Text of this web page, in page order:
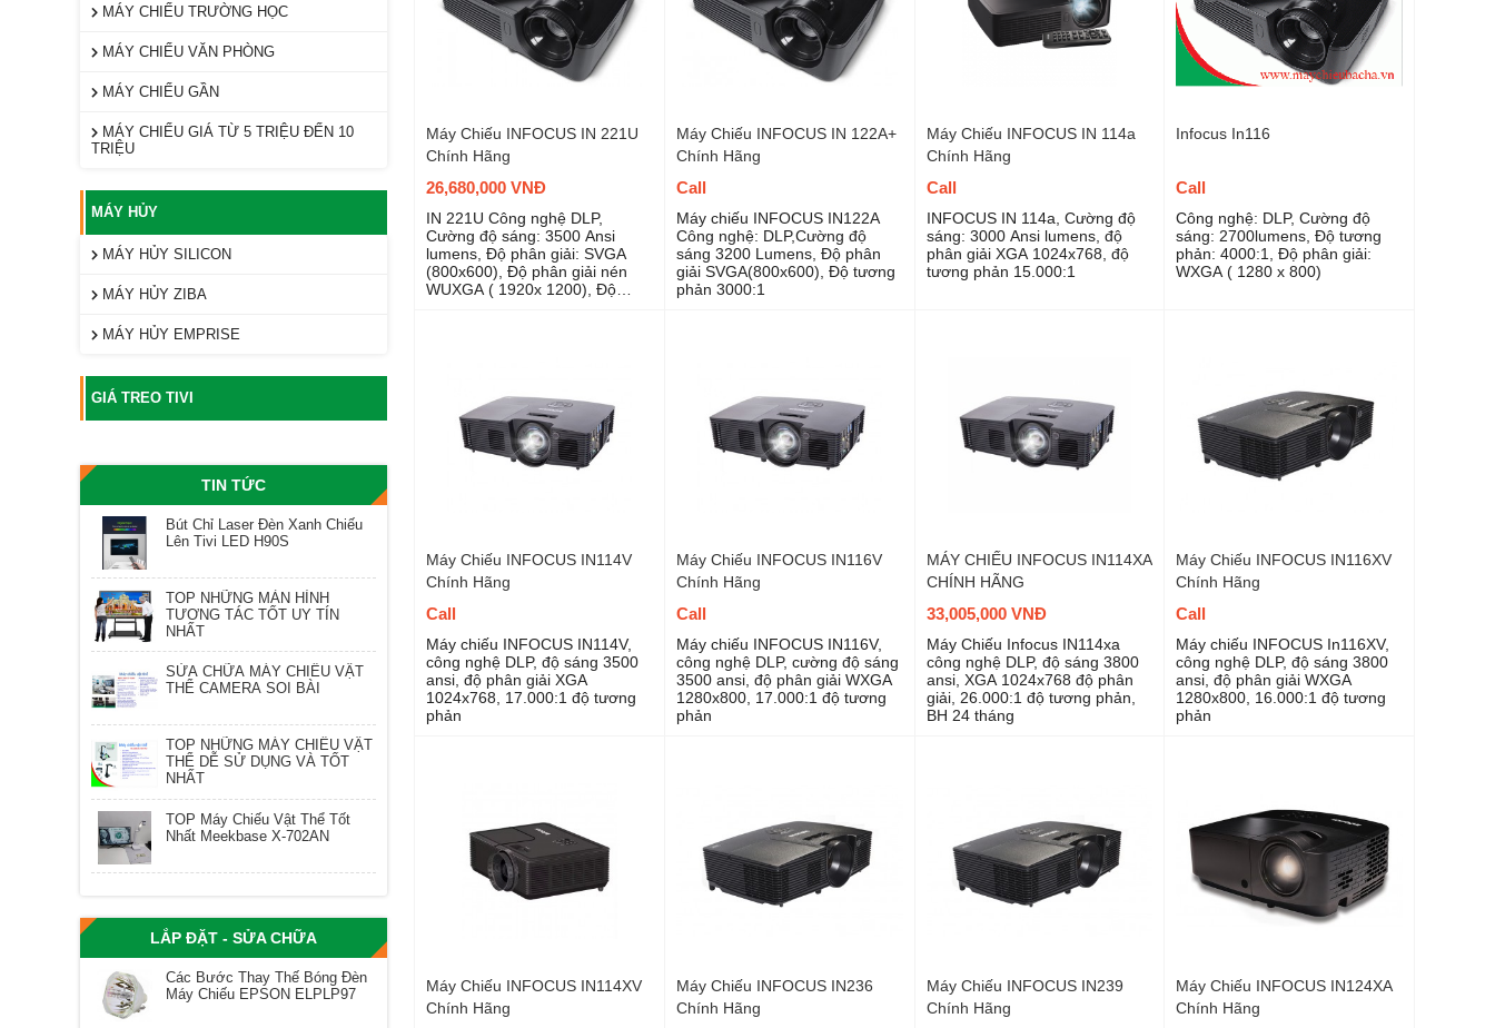
MÁY CHIẾU TRƯỜNG HỌC
MÁY CHIẾU VĂN PHÒNG
MÁY CHIẾU GẦN
MÁY CHIẾU GIÁ TỪ 5 TRIỆU ĐẾN 10
TRIỆU
MÁY HỦY
MÁY HỦY SILICON
MÁY HỦY ZIBA
MÁY HỦY EMPRISE
GIÁ TREO TIVI
TIN TỨC
Bút Chỉ Laser Đèn Xanh Chiếu
Lên Tivi LED H90S
TOP NHỮNG MÀN HÌNH
TƯƠNG TÁC TỐT UY TÍN
NHẤT
SỬA CHỮA MÁY CHIẾU VẬT
THỂ CAMERA SOI BÀI
TOP NHỮNG MÁY CHIẾU VẬT
THỂ DỄ SỬ DỤNG VÀ TỐT
NHẤT
TOP Máy Chiếu Vật Thể Tốt
Nhất Meekbase X-702AN
LẮP ĐẶT - SỬA CHỮA
Các Bước Thay Thế Bóng Đèn
Máy Chiếu EPSON ELPLP97
Máy Chiếu INFOCUS IN 221U
Chính Hãng
26,680,000 VNĐ
IN 221U Công nghệ DLP,
Cường độ sáng: 3500 Ansi
lumens, Độ phân giải: SVGA
(800x600), Độ phân giải nén
WUXGA ( 1920x 1200), Độ
Máy Chiếu INFOCUS IN 122A+
Chính Hãng
Call
Máy chiếu INFOCUS IN122A
Công nghệ: DLP,Cường độ
sáng 3200 Lumens, Độ phân
giải SVGA(800x600), Độ tương
phản 3000:1
Máy Chiếu INFOCUS IN 114a
Chính Hãng
Call
INFOCUS IN 114a, Cường độ
sáng: 3000 Ansi lumens, độ
phân giải XGA 1024x768, độ
tương phản 15.000:1
Infocus In116
Call
Công nghệ: DLP, Cường độ
sáng: 2700lumens, Độ tương
phản: 4000:1, Độ phân giải:
WXGA ( 1280 x 800)
Máy Chiếu INFOCUS IN114V
Chính Hãng
Call
Máy chiếu INFOCUS IN114V,
công nghệ DLP, độ sáng 3500
ansi, độ phân giải XGA
1024x768, 17.000:1 độ tương
phản
Máy Chiếu INFOCUS IN116V
Chính Hãng
Call
Máy chiếu INFOCUS IN116V,
công nghệ DLP, cường độ sáng
3500 ansi, độ phân giải WXGA
1280x800, 17.000:1 độ tương
phản
MÁY CHIẾU INFOCUS IN114XA
CHÍNH HÃNG
33,005,000 VNĐ
Máy Chiếu Infocus IN114xa
công nghệ DLP, độ sáng 3800
ansi, XGA 1024x768 độ phân
giải, 26.000:1 độ tương phản,
BH 24 tháng
Máy Chiếu INFOCUS IN116XV
Chính Hãng
Call
Máy chiếu INFOCUS In116XV,
công nghệ DLP, độ sáng 3800
ansi, độ phân giải WXGA
1280x800, 16.000:1 độ tương
phản
Máy Chiếu INFOCUS IN114XV
Chính Hãng
Máy Chiếu INFOCUS IN236
Chính Hãng
Máy Chiếu INFOCUS IN239
Chính Hãng
Máy Chiếu INFOCUS IN124XA
Chính Hãng